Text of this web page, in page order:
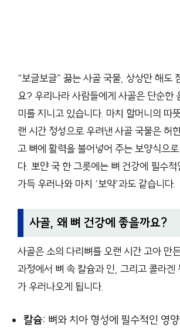
“보글보글” 끓는 사골 국물, 상상만 해도
요? 우리나라 사람들에게 사골은 단순한
미를 지니고 있습니다. 마치 할머니의 따
랜 시간 정성으로 우려낸 사골 국물은 허
고 뼈에 활력을 불어넣어 주는 보양식으
다. 뽀얀 국 한 그릇에는 뼈 건강에 필수
가득 우러나와 마치 ‘보약’과도 같습니다.
사골, 왜 뼈 건강에 좋을까요?
사골은 소의 다리뼈를 오랜 시간 고아 만
과정에서 뼈 속 칼슘과 인, 그리고 콜라겐
가 우러나오게 됩니다.
칼슘: 뼈와 치아 형성에 필수적인 영